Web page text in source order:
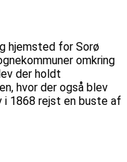
hjemsted for Sorø
omkring
der holdt
hvor der også blev
i 1868 rejst en buste af